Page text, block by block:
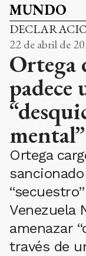
MUNDO
22 de abril de
Ortega
padece
mental”
Ortega
Venezuela
amenazar
través de